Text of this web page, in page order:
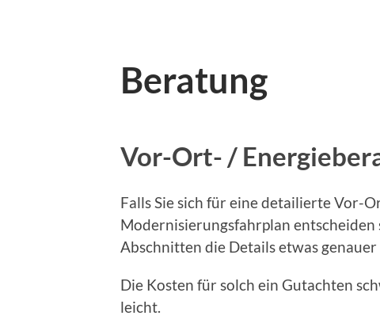
Beratung
Vor-Ort- /
Falls Sie sich für eine detailierte Vor-
Modernisierungsfahrplan
Abschnitten die Details etwas genauer
Die Kosten für solch ein Gutachten
leicht.